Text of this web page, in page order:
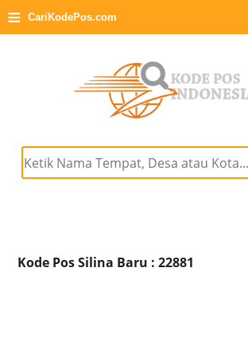
≡ CariKodePos.com
Kode Pos Silina Baru : 22881